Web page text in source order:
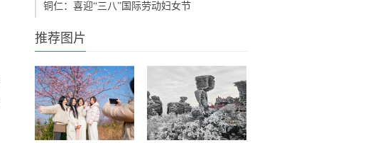
铜仁：喜迎“三八”国际劳动妇女节
推荐图片